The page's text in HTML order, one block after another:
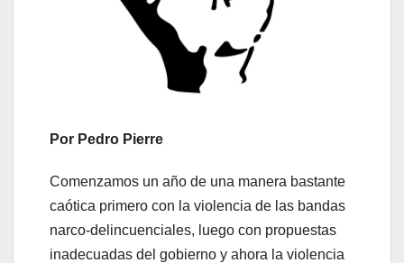
Por Pedro Pierre
Comenzamos un año de una manera bastante
caótica primero con la violencia de las bandas
narco-delincuenciales, luego con propuestas
inadecuadas del gobierno y ahora la violencia